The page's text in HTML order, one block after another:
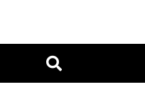
OK